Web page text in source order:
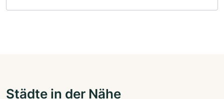
Städte in der Nähe